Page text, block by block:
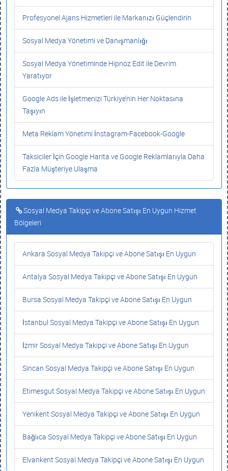
Profesyonel Ajans Hizmetleri ile Markanızı Güçlendirin
Sosyal Medya Yönetimi ve Danışmanlığı
Sosyal Medya Yönetiminde Hipnoz Edit ile Devrim
Yaratıyor
Google Ads ile İşletmenizi Türkiye’nin Her Noktasına
Taşıyın
Meta Reklam Yönetimi İnstagram-Facebook-Google
Taksiciler İçin Google Harita ve Google Reklamlarıyla Daha
Fazla Müşteriye Ulaşma
Sosyal Medya Takipçi ve Abone Satışı En Uygun Hizmet
Bölgeleri
Ankara Sosyal Medya Takipçi ve Abone Satışı En Uygun
Antalya Sosyal Medya Takipçi ve Abone Satışı En Uygun
Bursa Sosyal Medya Takipçi ve Abone Satışı En Uygun
İstanbul Sosyal Medya Takipçi ve Abone Satışı En Uygun
İzmir Sosyal Medya Takipçi ve Abone Satışı En Uygun
Sincan Sosyal Medya Takipçi ve Abone Satışı En Uygun
Etimesgut Sosyal Medya Takipçi ve Abone Satışı En Uygun
Yenikent Sosyal Medya Takipçi ve Abone Satışı En Uygun
Bağlıca Sosyal Medya Takipçi ve Abone Satışı En Uygun
Elvankent Sosyal Medya Takipçi ve Abone Satışı En Uygun